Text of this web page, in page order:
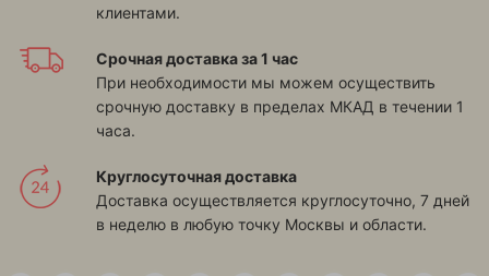
клиентами.
Срочная доставка за 1 час
При необходимости мы можем осуществить
срочную доставку в пределах МКАД в течении 1
часа.
Круглосуточная доставка
Доставка осуществляется круглосуточно, 7 дней
в неделю в любую точку Москвы и области.